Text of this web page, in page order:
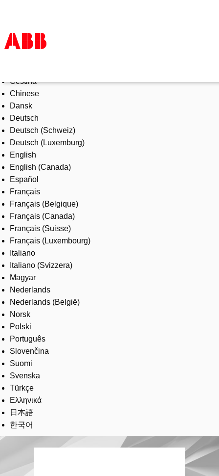
Products & Solutions
Industries
Services
About us
Where to buy
Contact us
Careers
Čeština
Chinese
Dansk
Deutsch
Deutsch (Schweiz)
Deutsch (Luxemburg)
English
English (Canada)
Español
Français
Français (Belgique)
Français (Canada)
Français (Suisse)
Français (Luxembourg)
Italiano
Italiano (Svizzera)
Magyar
Nederlands
Nederlands (België)
Norsk
Polski
Português
Slovenčina
Suomi
Svenska
Türkçe
Ελληνικά
日本語
한국어